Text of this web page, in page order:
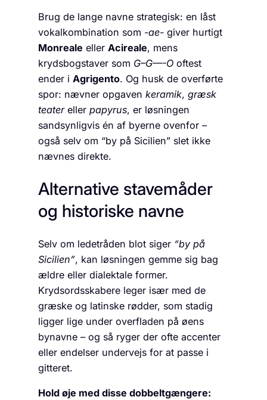
Brug de lange navne strategisk: en låst
vokalkombination som -ae- giver hurtigt
Monreale eller Acireale, mens
krydsbogstaver som G–G—-O oftest
ender i Agrigento. Og husk de overførte
spor: nævner opgaven keramik, græsk
teatereller papyrus, er løsningen
sandsynligvis én af byerne ovenfor –
også selv om “by på Sicilien” slet ikke
nævnes direkte.
Alternative stavemåder
og historiske navne
Selv om ledetråden blot siger “by på
Sicilien”, kan løsningen gemme sig bag
ældre eller dialektale former.
Krydsordsskabere leger især med de
græske og latinske rødder, som stadig
ligger lige under overfladen på øens
bynavne – og så ryger der ofte accenter
eller endelser undervejs for at passe i
gitteret.
Hold øje med disse dobbeltgængere: